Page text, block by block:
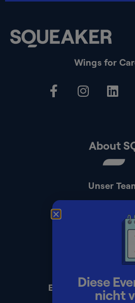
Wings for
About
Unser
Presse
Erklärung zur
Diese
nicht